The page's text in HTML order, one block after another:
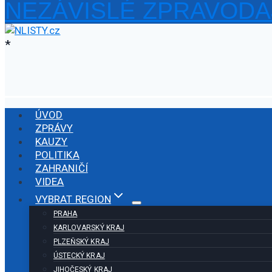
Přeskočit
na
obsah
NEZÁVISLÉ
*
ÚVOD
ZPRÁVY
KAUZY
POLITIKA
ZAHRANIČÍ
VIDEA
VYBRAT REGION
PRAHA
KARLOVARSKÝ KRAJ
PLZEŇSKÝ KRAJ
ÚSTECKÝ KRAJ
JIHOČESKÝ KRAJ